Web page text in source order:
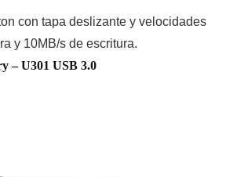
con tapa deslizante y velocidades
y 10MB/s de escritura.
– U301 USB 3.0